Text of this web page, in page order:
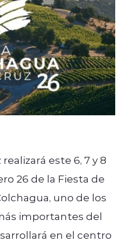
este 6, 7 y 8
26 de la Fiesta de
uno de los
importantes del
en el centro